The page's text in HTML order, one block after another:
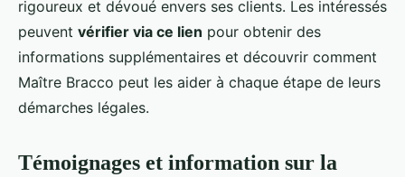
rigoureux et dévoué envers ses clients. Les intéressés
peuvent vérifier via ce lien pour obtenir des
informations supplémentaires et découvrir comment
Maître Bracco peut les aider à chaque étape de leurs
démarches légales.
Témoignages et information sur la